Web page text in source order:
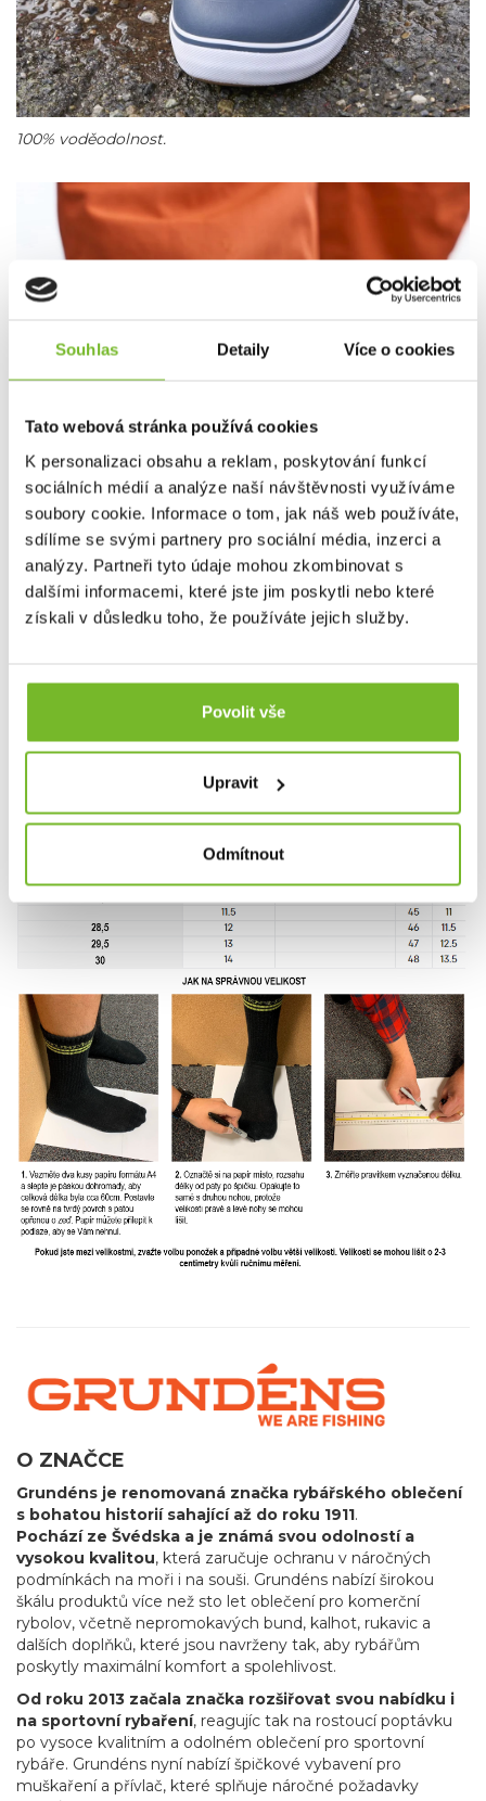
Souhlas Detaily Více o cookies
Tato webová stránka používá cookies
K personalizaci obsahu a reklam, poskytování funkcí
sociálních médií a analýze naší návštěvnosti využíváme
soubory cookie. Informace o tom, jak náš web používáte,
sdílíme se svými partnery pro sociální média, inzerci a
analýzy. Partneři tyto údaje mohou zkombinovat s
dalšími informacemi, které jste jim poskytli nebo které
získali v důsledku toho, že používáte jejich služby.
Povolit vše
Upravit
Odmítnout
100% voděodolnost.
podrážky.
Velikostní tabulka
O ZNAČCE
Grundéns je renomovaná značka rybářského oblečení
s bohatou historií sahající až do roku 1911.
Pochází ze Švédska a je známá svou odolností a
vysokou kvalitou, která zaručuje ochranu v náročných
podmínkách na moři i na souši. Grundéns nabízí širokou
škálu produktů více než sto let oblečení pro komerční
rybolov, včetně nepromokavých bund, kalhot, rukavic a
dalších doplňků, které jsou navrženy tak, aby rybářům
poskytly maximální komfort a spolehlivost.
Od roku 2013 začala značka rozšiřovat svou nabídku i
na sportovní rybaření, reagujíc tak na rostoucí poptávku
po vysoce kvalitním a odolném oblečení pro sportovní
rybáře. Grundéns nyní nabízí špičkové vybavení pro
muškaření a přívlač, které splňuje náročné požadavky